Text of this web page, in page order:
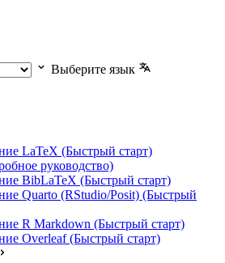
Выберите язык
LaTeX (Быстрый старт)
руководство)
BibLaTeX (Быстрый старт)
Quarto (RStudio/Posit) (Быстрый
R Markdown (Быстрый старт)
Overleaf (Быстрый старт)